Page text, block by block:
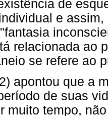
de
e
relacionada ao
se refere ao
apontou que a
de suas
muito tempo,